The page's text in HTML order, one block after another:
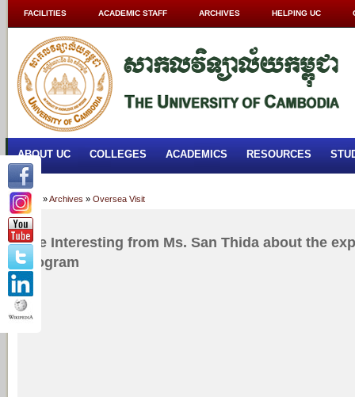
FACILITIES ACADEMIC STAFF ARCHIVES HELPING UC
ABOUT UC COLLEGES ACADEMICS RESOURCES
Home »Archives » Oversea Visit
The Interesting from Ms. San Thida about the
program